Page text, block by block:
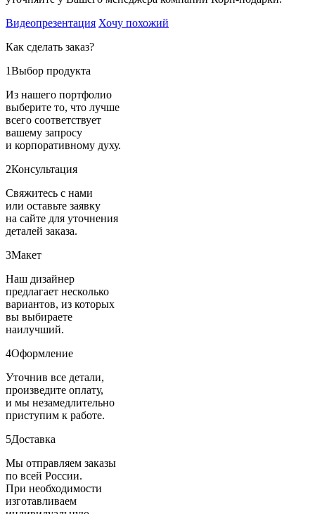
Видеопрезентация Хочу похожий
Как сделать заказ?
1Выбор продукта
Из нашего портфолио
выберите то, что лучше
всего соответствует
вашему запросу
и корпоративному духу.
2Консультация
Свяжитесь с нами
или оставьте заявку
на сайте для уточнения
деталей заказа.
3Макет
Наш дизайнер
предлагает несколько
вариантов, из которых
вы выбираете
наилучший.
4Оформление
Уточнив все детали,
произведите оплату,
и мы незамедлительно
приступим к работе.
5Доставка
Мы отправляем заказы
по всей России.
При необходимости
изготавливаем